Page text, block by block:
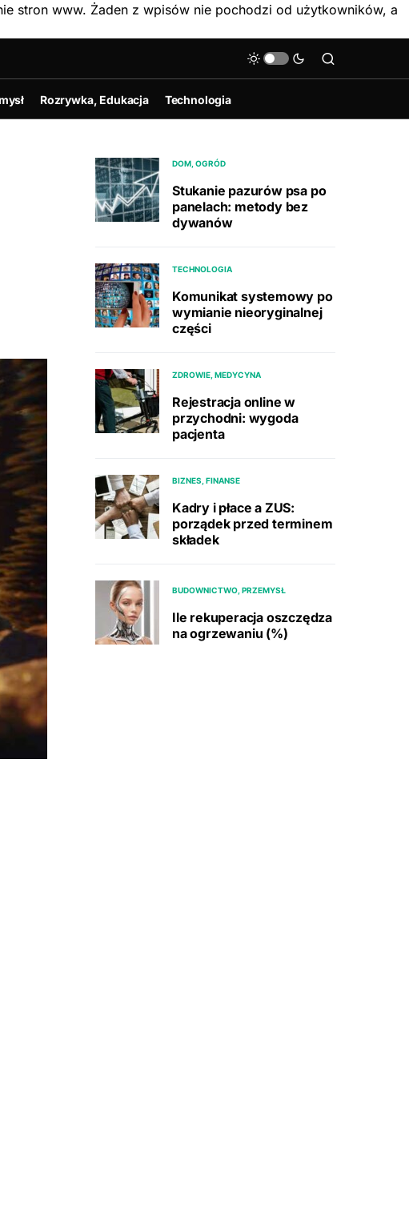
stron www. Żaden z wpisów nie pochodzi od użytkowników, a
Rozrywka, Edukacja Technologia
DOM, OGRÓD
Stukanie pazurów psa po
panelach: metody bez
dywanów
TECHNOLOGIA
Komunikat systemowy po
wymianie nieoryginalnej
części
ZDROWIE, MEDYCYNA
Rejestracja online w
przychodni: wygoda
pacjenta
BIZNES, FINANSE
Kadry i płace a ZUS:
porządek przed terminem
składek
BUDOWNICTWO, PRZEMYSŁ
Ile rekuperacja oszczędza
na ogrzewaniu (%)